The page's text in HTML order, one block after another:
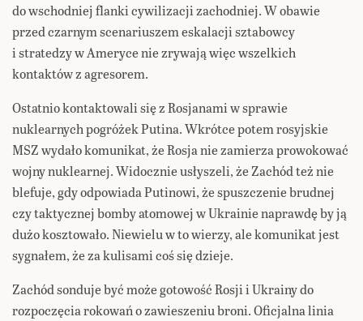
do wschodniej flanki cywilizacji zachodniej. W obawie
przed czarnym scenariuszem eskalacji sztabowcy
i stratedzy w Ameryce nie zrywają więc wszelkich
kontaktów z agresorem.
Ostatnio kontaktowali się z Rosjanami w sprawie
nuklearnych pogróżek Putina. Wkrótce potem rosyjskie
MSZ wydało komunikat, że Rosja nie zamierza prowokować
wojny nuklearnej. Widocznie usłyszeli, że Zachód też nie
blefuje, gdy odpowiada Putinowi, że spuszczenie brudnej
czy taktycznej bomby atomowej w Ukrainie naprawdę by ją
dużo kosztowało. Niewielu w to wierzy, ale komunikat jest
sygnałem, że za kulisami coś się dzieje.
Zachód sonduje być może gotowość Rosji i Ukrainy do
rozpoczęcia rokowań o zawieszeniu broni. Oficjalna linia